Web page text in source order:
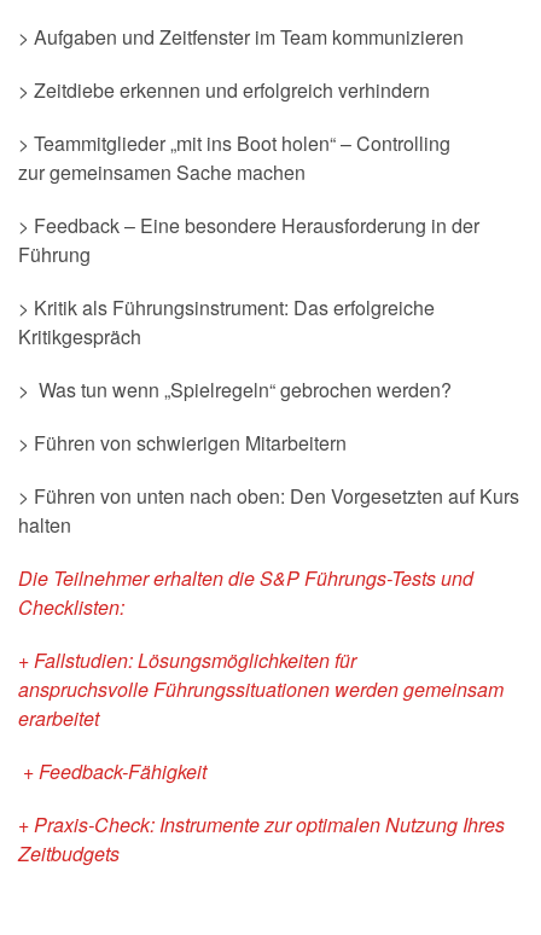
> Aufgaben und Zeitfenster im Team kommunizieren
> Zeitdiebe erkennen und erfolgreich verhindern
> Teammitglieder „mit ins Boot holen“ – Controlling
zur gemeinsamen Sache machen
> Feedback – Eine besondere Herausforderung in der
Führung
> Kritik als Führungsinstrument: Das erfolgreiche
Kritikgespräch
> Was tun wenn „Spielregeln“ gebrochen werden?
> Führen von schwierigen Mitarbeitern
> Führen von unten nach oben: Den Vorgesetzten auf Kurs
halten
Die Teilnehmer erhalten die S&P Führungs-Tests und
Checklisten:
+ Fallstudien: Lösungsmöglichkeiten für
anspruchsvolleFührungssituationen werden gemeinsam
erarbeitet
+ Feedback-Fähigkeit
+ Praxis-Check: Instrumente zur optimalen Nutzung Ihres
Zeitbudgets